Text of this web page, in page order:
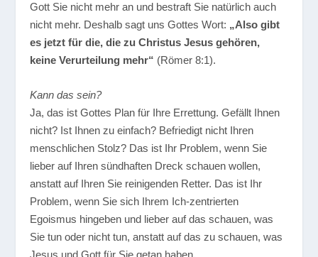
Gott Sie nicht mehr an und bestraft Sie natürlich auch
nicht mehr. Deshalb sagt uns Gottes Wort: „Also gibt
es jetzt für die, die zu Christus Jesus gehören,
keine Verurteilung mehr“ (Römer 8:1).
Kann das sein?
Ja, das ist Gottes Plan für Ihre Errettung. Gefällt Ihnen
nicht? Ist Ihnen zu einfach? Befriedigt nicht Ihren
menschlichen Stolz? Das ist Ihr Problem, wenn Sie
lieber auf Ihren sündhaften Dreck schauen wollen,
anstatt auf Ihren Sie reinigenden Retter. Das ist Ihr
Problem, wenn Sie sich Ihrem Ich-zentrierten
Egoismus hingeben und lieber auf das schauen, was
Sie tun oder nicht tun, anstatt auf das zu schauen, was
Jesus und Gott für Sie getan haben.